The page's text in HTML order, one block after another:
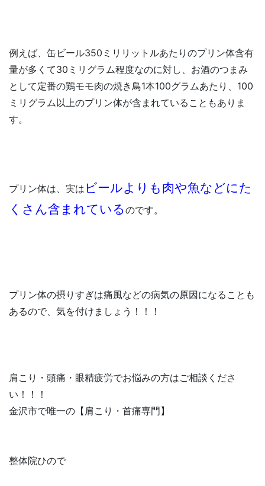
例えば、缶ビール350ミリリットルあたりのプリン体含有
量が多くて30ミリグラム程度なのに対し、お酒のつまみ
として定番の鶏モモ肉の焼き鳥1本100グラムあたり、100
ミリグラム以上のプリン体が含まれていることもありま
す。
プリン体は、実は ビールよりも肉や魚などにた
くさん含まれているのです。
プリン体の摂りすぎは痛風などの病気の原因になることも
あるので、気を付けましょう！！！
肩こり・頭痛・眼精疲労でお悩みの方はご相談くださ
い！！！
金沢市で唯一の【肩こり・首痛専門】
整体院ひので